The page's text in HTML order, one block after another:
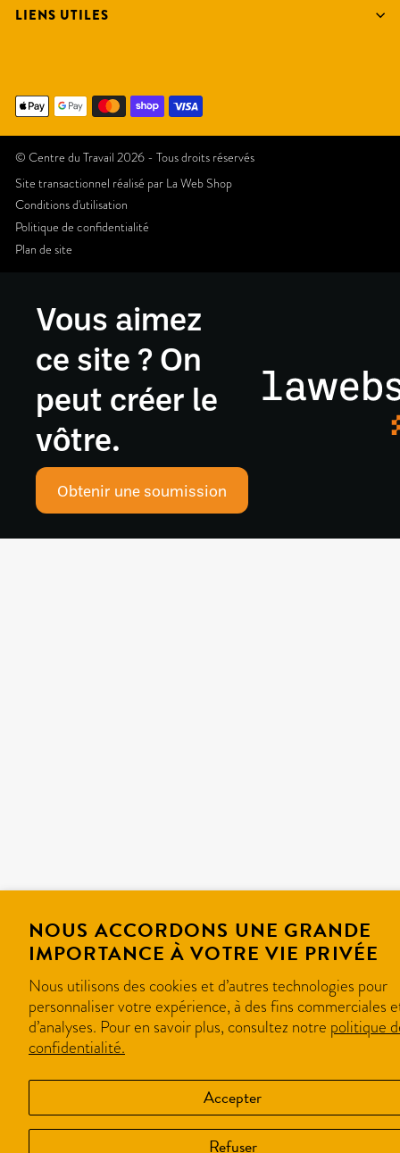
NOUS ACCORDONS UNE GRANDE
IMPORTANCE À VOTRE VIE PRIVÉE
Nous utilisons des cookies et d’autres technologies pour
personnaliser votre expérience, à des fins commerciales
d’analyses. Pour en savoir plus, consultez notre politique
confidentialité.
Accepter
Refuser
LIENS UTILES
© Centre du Travail 2026 - Tous droits réservés
Site transactionnel réalisé par La Web Shop
Conditions d'utilisation
Politique de confidentialité
Plan de site
Vous aimez
ce site ? On
peut créer le
vôtre.
Obtenir une soumission